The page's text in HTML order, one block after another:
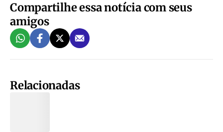
Compartilhe essa notícia com seus
amigos
Relacionadas